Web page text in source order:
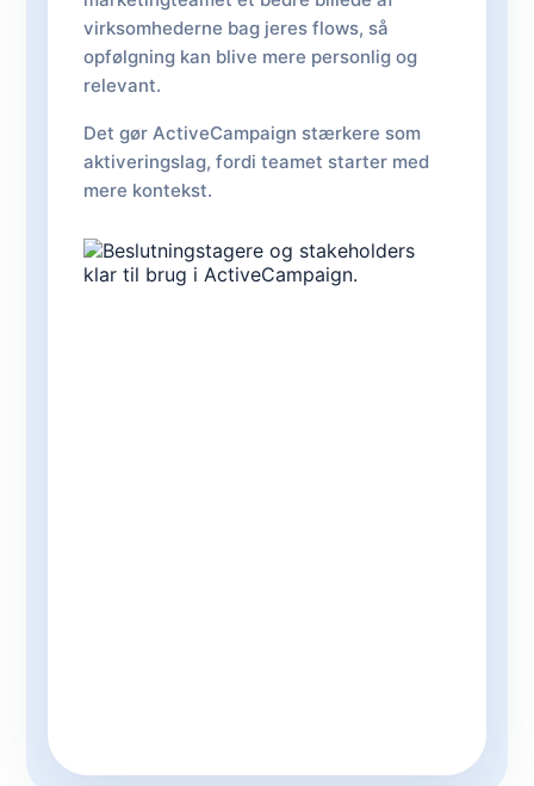
virksomhederne bag jeres flows, så
opfølgning kan blive mere personlig og
relevant.
Det gør ActiveCampaign stærkere som
aktiveringslag, fordi teamet starter med
mere kontekst.